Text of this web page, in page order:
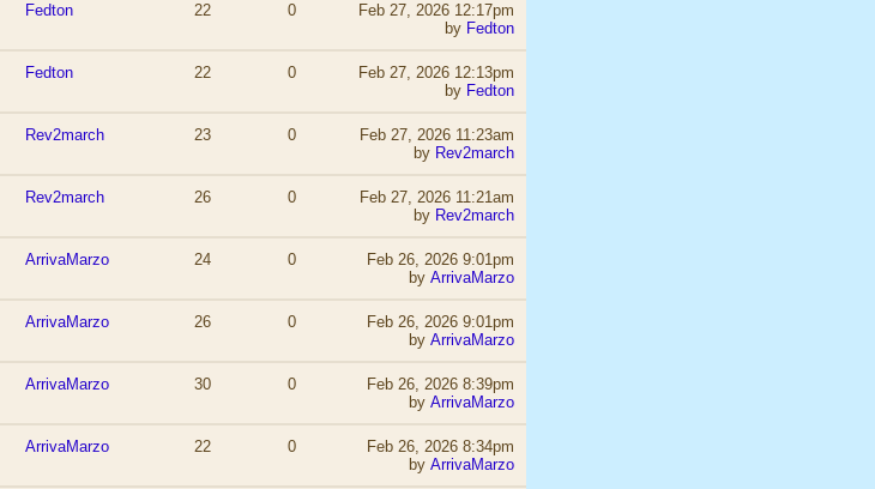
Fedton 22 0
Feb 27, 2026 12:17pm
by Fedton
Fedton 22 0
Feb 27, 2026 12:13pm
by Fedton
Rev2march 23 0
Feb 27, 2026 11:23am
by Rev2march
Rev2march 26 0
Feb 27, 2026 11:21am
by Rev2march
ArrivaMarzo 24 0
Feb 26, 2026 9:01pm
by ArrivaMarzo
ArrivaMarzo 26 0
Feb 26, 2026 9:01pm
by ArrivaMarzo
ArrivaMarzo 30 0
Feb 26, 2026 8:39pm
by ArrivaMarzo
ArrivaMarzo 22 0
Feb 26, 2026 8:34pm
by ArrivaMarzo